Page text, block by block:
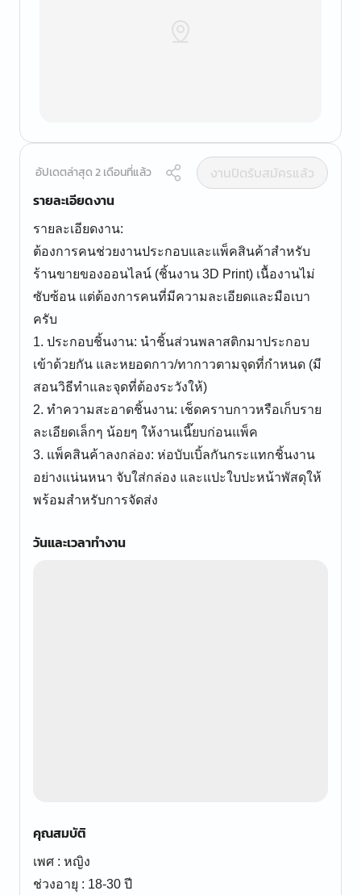
อัปเดตล่าสุด 2 เดือนที่แล้ว
งานปิดรับสมัครแล้ว
รายละเอียดงาน
รายละเอียดงาน:
ต้องการคนช่วยงานประกอบและแพ็คสินค้าสำหรับ
ร้านขายของออนไลน์ (ชิ้นงาน 3D Print) เนื้องานไม่
ซับซ้อน แต่ต้องการคนที่มีความละเอียดและมือเบา
ครับ
1. ประกอบชิ้นงาน: นำชิ้นส่วนพลาสติกมาประกอบ
เข้าด้วยกัน และหยอดกาว/ทากาวตามจุดที่กำหนด (มี
สอนวิธีทำและจุดที่ต้องระวังให้)
2. ทำความสะอาดชิ้นงาน: เช็ดคราบกาวหรือเก็บราย
ละเอียดเล็กๆ น้อยๆ ให้งานเนี๊ยบก่อนแพ็ค
3. แพ็คสินค้าลงกล่อง: ห่อบับเบิ้ลกันกระแทกชิ้นงาน
อย่างแน่นหนา จับใส่กล่อง และแปะใบปะหน้าพัสดุให้
วันและเวลาทำงาน
คุณสมบัติ
เพศ : หญิง
ช่วงอายุ : 18-30 ปี